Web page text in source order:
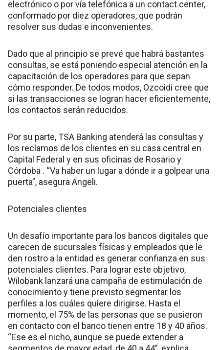
electrónico o por vía telefónica a un contact center,
conformado por diez operadores, que podrán
resolver sus dudas e inconvenientes.
Dado que al principio se prevé que habrá bastantes
consultas, se está poniendo especial atención en la
capacitación de los operadores para que sepan
cómo responder. De todos modos, Ozcoidi cree que
si las transacciones se logran hacer eficientemente,
los contactos serán reducidos.
Por su parte, TSA Banking atenderá las consultas y
los reclamos de los clientes en su casa central en
Capital Federal y en sus oficinas de Rosario y
Córdoba . “Va haber un lugar a dónde ir a golpear una
puerta”, asegura Angeli.
Potenciales clientes
Un desafío importante para los bancos digitales que
carecen de sucursales físicas y empleados que le
den rostro a la entidad es generar confianza en sus
potenciales clientes. Para lograr este objetivo,
Wilobank lanzará una campaña de estimulación de
conocimiento y tiene previsto segmentar los
perfiles a los cuáles quiere dirigirse. Hasta el
momento, el 75% de las personas que se pusieron
en contacto con el banco tienen entre 18 y 40 años.
“Ese es el nicho, aunque se puede extender a